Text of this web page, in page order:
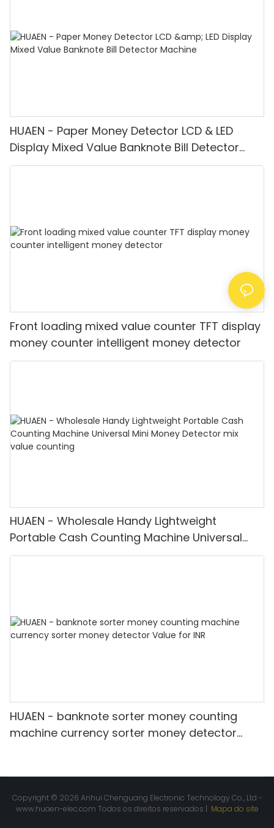
HUAEN - Paper Money Detector LCD & LED
Display Mixed Value Banknote Bill Detector
Machine
Front loading mixed value counter TFT display
money counter intelligent money detector
HUAEN - Wholesale Handy Lightweight
Portable Cash Counting Machine Universal
Mini Money Detector mix value counting
HUAEN - banknote sorter money counting
machine currency sorter money detector
Copyright © 2026 Anhui Chenguang Electronic Technology Co., Ltd -
www.huaen-elec.com Todos os direitos reservados | Mapa do site